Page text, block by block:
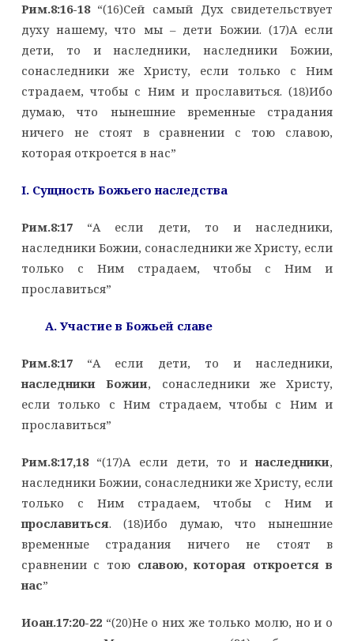
Рим.8:16-18“(16)Сей самый Дух свидетельствует
духу нашему, что мы – дети Божии. (17)А если
дети, то и наследники, наследники Божии,
сонаследники же Христу, если только с Ним
страдаем, чтобы с Ним и прославиться. (18)Ибо
думаю, что нынешние временные страдания
ничего не стоят в сравнении с тою славою,
которая откроется в нас”
I. Сущность Божьего наследства
Рим.8:17“А если дети, то и наследники,
наследники Божии, сонаследники же Христу, если
только с Ним страдаем, чтобы с Ним и
прославиться”
A. Участие в Божьей славе
Рим.8:17“А если дети, то и наследники,
наследники Божии, сонаследники же Христу,
если только с Ним страдаем, чтобы с Ним и
прославиться”
Рим.8:17,18“(17)А если дети, то инаследники,
наследники Божии, сонаследники же Христу, если
только с Ним страдаем, чтобы с Ним и
прославиться. (18)Ибо думаю, что нынешние
временные страдания ничего не стоят в
сравнении с тою славою, которая откроется в
нас”
Иоан.17:20-22“(20)Не о них же только молю, но и о